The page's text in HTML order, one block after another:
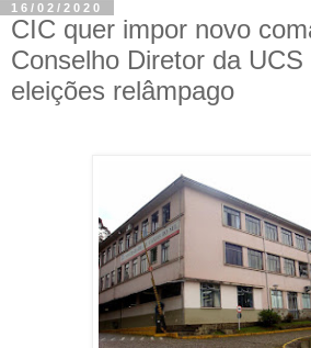
16/02/2020
CIC quer impor novo
Conselho Diretor da
eleições relâmpago